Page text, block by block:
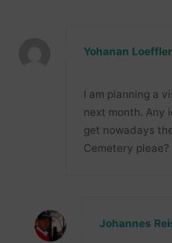
Yohanan Loeffler
I am planning a
next month. Any
get nowadays
Cemetery pleae?
Johannes